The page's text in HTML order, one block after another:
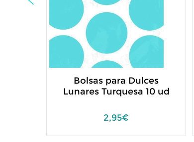
Bolsas para Dulces
Lunares Turquesa 10 ud
2,95€